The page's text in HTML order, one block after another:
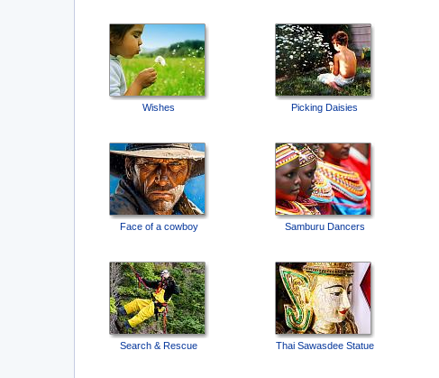
Wishes Picking Daisies
Face of a cowboy Samburu Dancers
Search & Rescue Thai Sawasdee Statue